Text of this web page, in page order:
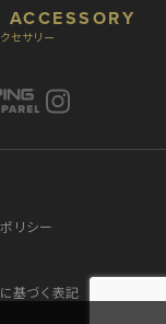
ACCESSORY
セサリー
リシー
基づく表記